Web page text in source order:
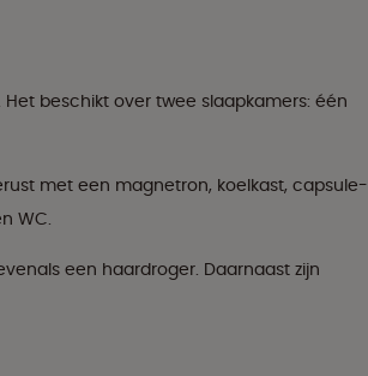
beschikt over twee slaapkamers: één
met een magnetron, koelkast, capsule-
WC.
een haardroger. Daarnaast zijn